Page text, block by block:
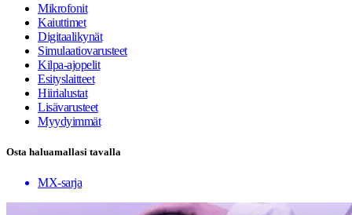
Mikrofonit
Kaiuttimet
Digitaalikynät
Simulaatiovarusteet
Kilpa-ajopelit
Esityslaitteet
Hiirialustat
Lisävarusteet
Myydyimmät
Osta haluamallasi tavalla
MX-sarja